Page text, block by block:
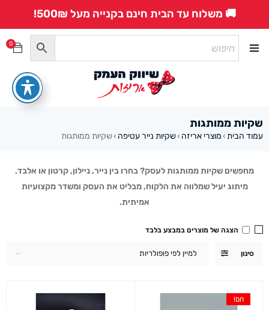
🚚 משלוח עד הבית חינם בקנייה מעל 500₪!
0
שקיות ממותגות
עמוד הבית › מוצרי אריזה ›שקיות נייר עטיפה › שקיות ממותגות
מחפשים שקיות ממותגות לעסק? בחרו בין נייר, ניילון, קרטון או אלבד.
מיתוג יעיל שמלווה את הלקוח, מבליט את העסק ומשדר מקצועיות
אמיתית.
סינון למיין לפי פופולריות
הצגה של מוצרים במבצע בלבד
חם!